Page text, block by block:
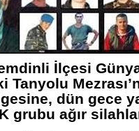
İlçesi
Tanyolu
dün gece
grubu ağır